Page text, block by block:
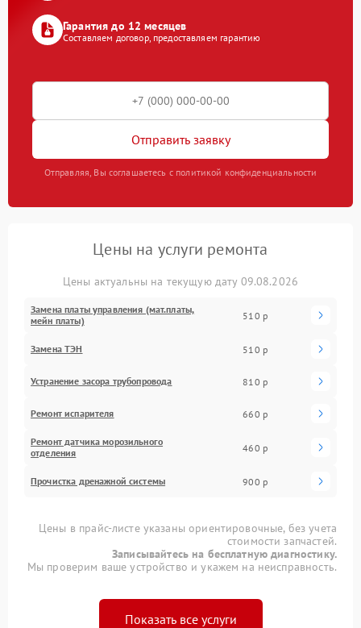
Гарантия до 12 месяцев
Составляем договор, предоставляем гарантию
Отправить заявку
Отправляя, Вы соглашаетесь с политикой конфиденциальности
Цены на услуги ремонта
Цены актуальны на текущую дату 09.08.2026
Замена платы управления (мат.платы,
мейн платы)
510 р
Замена ТЭН 510 р
Устранение засора трубопровода 810 р
Ремонт испарителя 660 р
Ремонт датчика морозильного
отделения
460 р
Прочистка дренажной системы 900 р
Цены в прайс-листе указаны ориентировочные, без учета
стоимости запчастей.
Записывайтесь на бесплатную диагностику.
Мы проверим ваше устройство и укажем на неисправность.
Показать все услуги